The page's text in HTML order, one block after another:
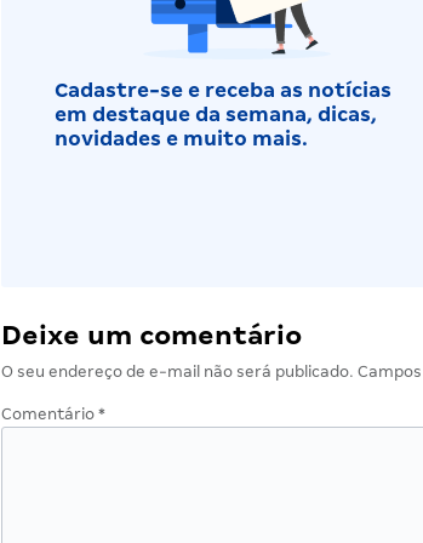
Cadastre-se e receba as notícias
em destaque da semana, dicas,
novidades e muito mais.
Deixe um comentário
O seu endereço de e-mail não será publicado.
Comentário *